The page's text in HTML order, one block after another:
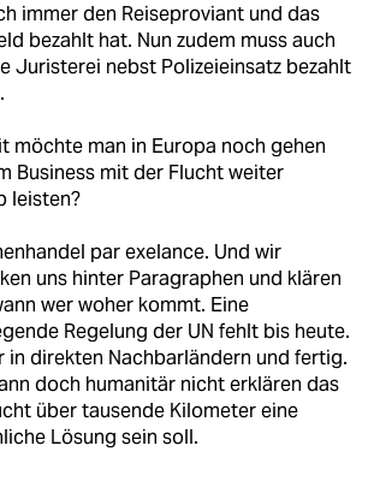
immer den Reiseproviant und das
bezahlt hat. Nun zudem muss auch
Juristerei nebst Polizeieinsatz bezahlt
möchte man in Europa noch gehen
Business mit der Flucht weiter
leisten?
par exelance. Und wir
uns hinter Paragraphen und klären
wer woher kommt. Eine
Regelung der UN fehlt bis heute.
in direkten Nachbarländern und fertig.
doch humanitär nicht erklären das
über tausende Kilometer eine
Lösung sein soll.